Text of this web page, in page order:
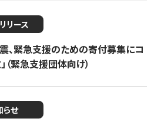
リース
、緊急支援のための寄付募集にコ
緊急支援団体向け）
らせ